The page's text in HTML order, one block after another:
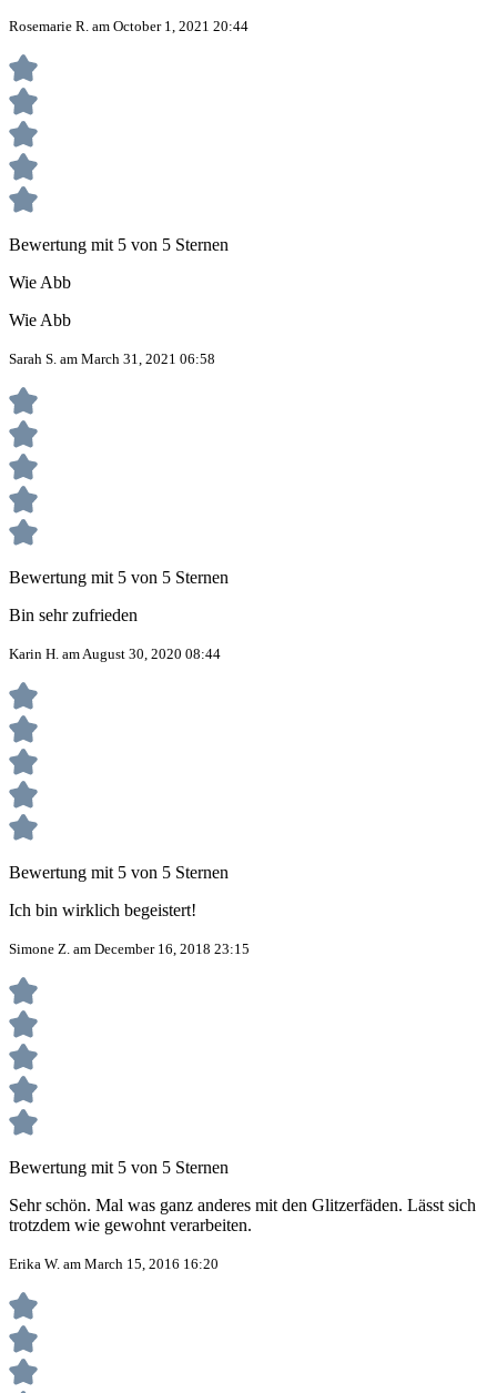
Rosemarie R. am October 1, 2021 20:44
Bewertung mit 5 von 5 Sternen
Wie Abb
Wie Abb
Sarah S. am March 31, 2021 06:58
Bewertung mit 5 von 5 Sternen
Bin sehr zufrieden
Karin H. am August 30, 2020 08:44
Bewertung mit 5 von 5 Sternen
Ich bin wirklich begeistert!
Simone Z. am December 16, 2018 23:15
Bewertung mit 5 von 5 Sternen
Sehr schön. Mal was ganz anderes mit den Glitzerfäden. Lässt sich
trotzdem wie gewohnt verarbeiten.
Erika W. am March 15, 2016 16:20